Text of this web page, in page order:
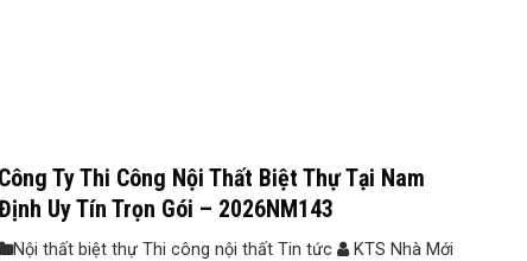
Công Ty Thi Công Nội Thất Biệt Thự Tại Nam
Uy Tín Trọn Gói – 2026NM143
Nội thất biệt thự Thi công nội thất Tin tức
KTS Nhà Mới